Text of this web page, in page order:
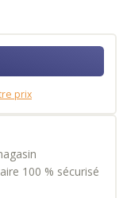
prix
100 % sécurisé